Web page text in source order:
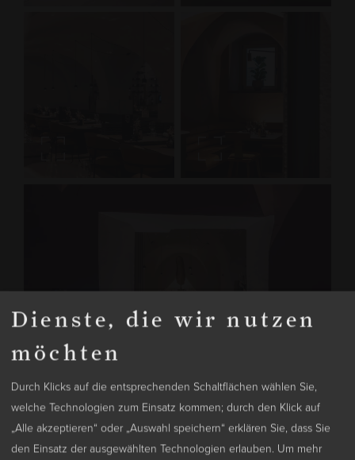
Dienste, die wir nutzen
möchten
Durch Klicks auf die entsprechenden Schaltflächen wählen Sie,
welche Technologien zum Einsatz kommen; durch den Klick auf
„Alle akzeptieren“ oder „Auswahl speichern“ erklären Sie, dass Sie
den Einsatz der ausgewählten Technologien erlauben. Um mehr